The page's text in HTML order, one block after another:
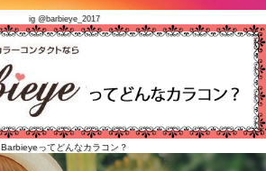
ig @barbieye_2017
Barbieyeってどんなカラコン？